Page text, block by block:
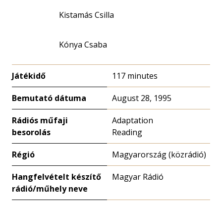
Kistamás Csilla
Kónya Csaba
Játékidő 117 minutes
Bemutató dátuma August 28, 1995
Rádiós műfaji
besorolás
Adaptation
Reading
Régió Magyarország (közrádió)
Hangfelvételt készítő
rádió/műhely neve
Magyar Rádió